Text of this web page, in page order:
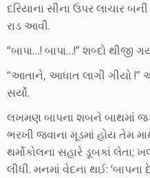
દરિયાના સીના ઉપર લાચાર
રાડ આવી.
“બાપા…! બાપા…!” શબ્દો થીજી
“આતાને, આધાત લાગી ગીયો !”
સર્યો.
લખમણ બાપના શબને બાથમાં
ભરખી જવાના મૂડમાં હોય તેમ
થર્મોકોલના સહારે ડૂબકાં
લીધી. મનમાં વેદના થઈ: ‘બાપના